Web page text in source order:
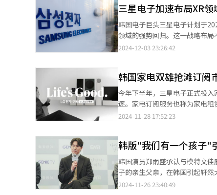
案也于本月宣布将与美国通用
供电池产品。同时，SK on亦
江吉利控股集团签署了《事业战略合作
在持续深耕NCM（镍、钴、锰
Research分析称：“自从具有成
Research进一步强调，尽管当
以期在中长期市场中稳中求进
水平。综合考量，韩国电池企业
术，实现技术领先。”
平台，继今年3月与5月第三次召开，显示
算制定前，将大幅度提升对半
同时，通过“开放创新”（
对11个“超级差距项目”进行了
图，并在此基础上，为713个课
度，积极拓宽创新渠道。 此外，韩国产业技术企划评价院、韩国产业技术振兴院、韩国能源技术评价院等机构在此次
会议上汇报了明年新课题企划
对接。预计明年将根据政府发
目、产业难题攻克、关键材料与零部件研发、AI
资将提升2.8%，并根据不同行
台，是驱动尖端技术发展的两
向，助力进巩固韩国在全球科
三星电子加速布局XR
韩国电子巨头三星电子计划于
领域的强势回归。这一战略布
重塑科技行业格局的高度关注。 IT业界于3日透露，三星电子计划在即将举行的Galaxy S25系列手机发布会上，通过
能（AI）结算、手势识别、面部识别
子在公开AR眼镜试制品之前，
础。三星电子移动体验（MX）
Unpacked全球新品发布会上表
测，在试制品公开后，这款AR
（Omdia）最新研究报告显示
（CAGR）达18%，预计到
以实现更广泛的应用和创新。 业界普遍认为，XR技术目前仍处于初期发展阶段，具有巨大潜力，需加速商用化进
程，快速构建相关生态系统，
正在积极布局在智能手机、头显
2024-12-03 23:26:42
韩国家电双雄抢滩订阅
今年下半年，三星电子正式投
逐。家电订阅服务也称为家电
后，自动获得产品的所有权，从而实
年终销售旺季中脱颖而出，提升
体，成为业界关注的焦点。 据悉，近期，三星电子在首尔大峙、江西店、京畿富川中东店、仁川延寿松岛店等12家
线下门店率先推出家电订阅服
出更加多元化的产品，以满足
以进一步拓宽事业版图。 为确保订阅服务战略的有效实施，三星电子于今年8月面向全国扩招战略企划、销售、售后
2024-11-28 17:52:23
韩版"我们有一个孩子"
韩国演员郑雨盛承认与模特文佳庇诞下一子。【图片
子的亲生父亲，在韩国引起轩
的郑雨盛人设“塌房”，令粉丝大跌眼镜。 此前韩国演艺圈也曾经曝出艺人婚外生子的
2024-11-26 23:40:49